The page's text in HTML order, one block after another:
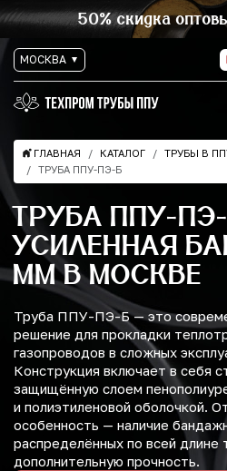
50% скидка
МОСКВА
ГЛАВНАЯ КАТАЛОГ
ТРУБЫ В
ТРУБА ППУ-ПЭ-Б
ТРУБА ППУ-
УСИЛЕННАЯ
ММ В МОСКВЕ
Труба ППУ-ПЭ-Б — это
решение для прокладки
газопроводов в сложных
Конструкция включает в себя
защищённую слоем
и полиэтиленовой оболочкой.
особенность — наличие
распределённых по всей длине
дополнительную прочность.